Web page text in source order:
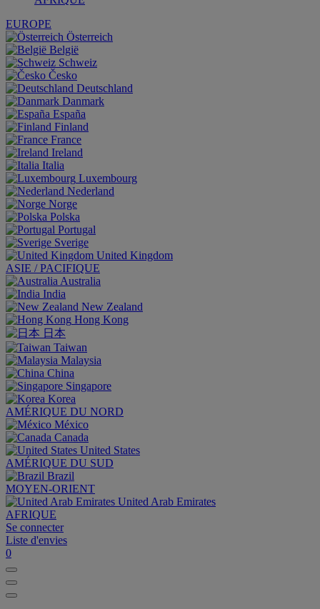
EUROPE
Österreich
België
Schweiz
Česko
Deutschland
Danmark
España
Finland
France
Ireland
Italia
Luxembourg
Nederland
Norge
Polska
Portugal
Sverige
United Kingdom
ASIE / PACIFIQUE
Australia
India
New Zealand
Hong Kong
日本
Taiwan
Malaysia
China
Singapore
Korea
AMÉRIQUE DU NORD
México
Canada
United States
AMÉRIQUE DU SUD
Brazil
MOYEN-ORIENT
United Arab Emirates
AFRIQUE
Se connecter
Liste d'envies
0